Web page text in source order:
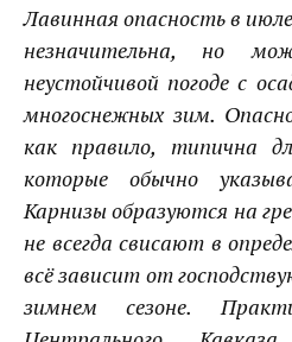
Лавинная опасность в
незначительна, но
неустойчивой погоде с
многоснежных зим.
как правило, типична
которые обычно
Карнизы образуются на
не всегда свисают в
всё зависит от
зимнем сезоне.